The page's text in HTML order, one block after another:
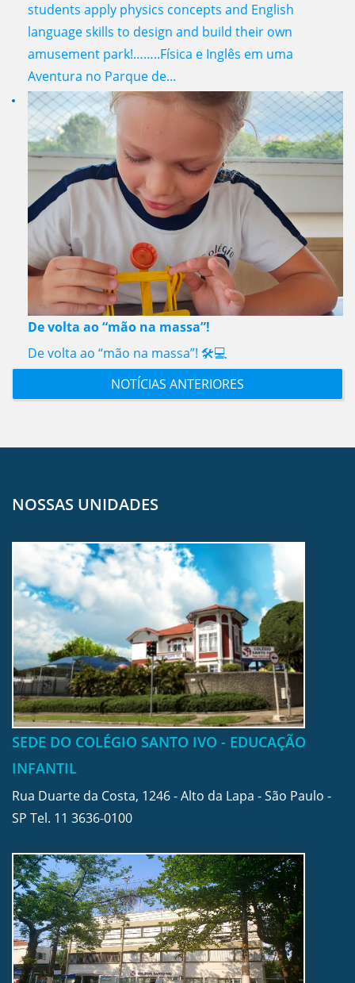
students apply physics concepts and English
language skills to design and build their own
amusement park!……..Física e Inglês em uma
Aventura no Parque de...
De volta ao “mão na massa”!
De volta ao “mão na massa”! 🛠️💻
NOTÍCIAS ANTERIORES
NOSSAS UNIDADES
SEDE DO COLÉGIO SANTO IVO - EDUCAÇÃO
INFANTIL
Rua Duarte da Costa, 1246 - Alto da Lapa - São Paulo -
SP Tel. 11 3636-0100